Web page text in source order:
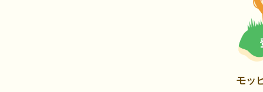
モッ